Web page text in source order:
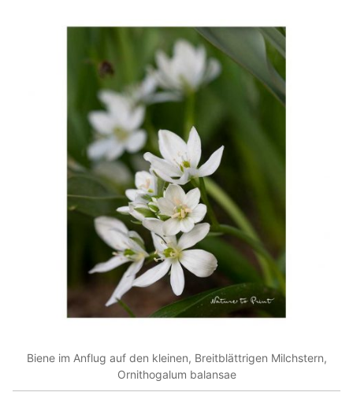
Biene im Anflug auf den kleinen, Breitblättrigen Milchstern,
Ornithogalum balansae